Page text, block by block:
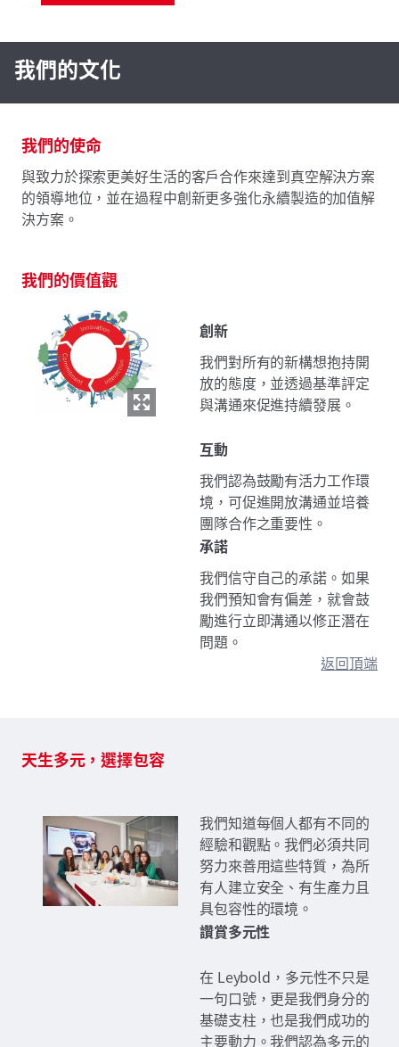
我們的文化
我們的使命
與致力於探索更美好生活的客戶合作來達到真空解決方案
的領導地位，並在過程中創新更多強化永續製造的加值解
決方案。
我們的價值觀
創新
我們對所有的新構想抱持開
放的態度，並透過基準評定
與溝通來促進持續發展。
互動
我們認為鼓勵有活力工作環
境，可促進開放溝通並培養
團隊合作之重要性。
承諾
我們信守自己的承諾。如果
我們預知會有偏差，就會鼓
勵進行立即溝通以修正潛在
問題。
返回頂端
天生多元，選擇包容
我們知道每個人都有不同的
經驗和觀點。我們必須共同
努力來善用這些特質，為所
有人建立安全、有生產力且
具包容性的環境。
讚賞多元性
在 Leybold，多元性不只是
一句口號，更是我們身分的
基礎支柱，也是我們成功的
主要動力。我們認為多元的